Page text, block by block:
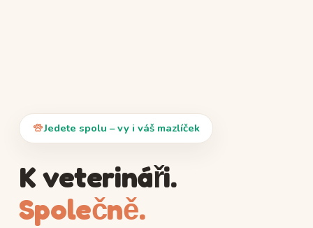
Jedete spolu – vy i váš mazlíček
K veterináři.
Společně.